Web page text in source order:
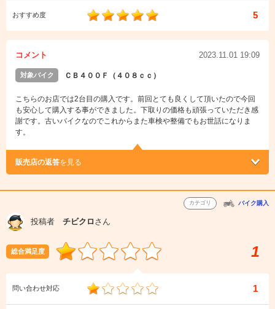
おすすめ度 5
コメント 2023.11.01 19:09
対象バイク ＣＢ４００Ｆ（４０８ｃｃ）
こちらのお店では2台目の購入です。前回とても良くして頂いたので今回
も安心して購入する事ができました。下取りの価格も頑張っていただき感
謝です。古いバイクなのでこれからまた車検や整備でもお世話になりま
す。
販売店の返答を見る
カテゴリ バイク購入
投稿者 チビクロ さん
総合満足度 1
問い合わせ対応 1